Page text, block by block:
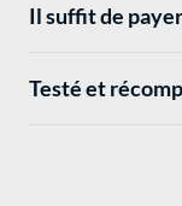
Il suffit de payer
Testé et